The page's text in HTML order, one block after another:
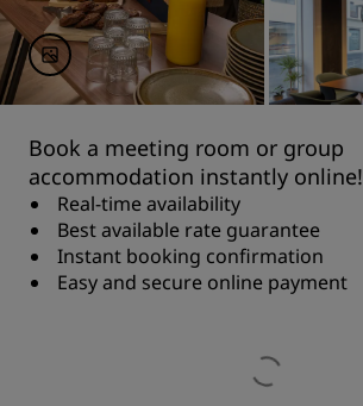
Book a meeting room or group
accommodation instantly online!
Real-time availability
Best available rate guarantee
Instant booking confirmation
Easy and secure online payment